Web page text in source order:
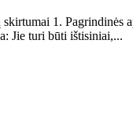
1.
Jie turi būti ištisiniai,...